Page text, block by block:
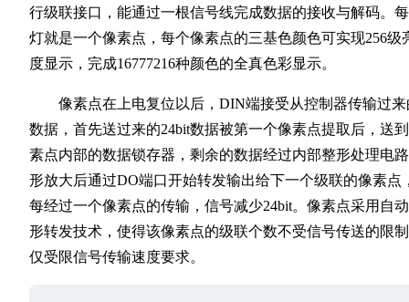
行级联接口，能通过一根信号线完成数据的接收与解码。
灯就是一个像素点，每个像素点的三基色颜色可实现256级
度显示，完成16777216种颜色的全真色彩显示。
像素点在上电复位以后，DIN端接受从控制器传输过来
数据，首先送过来的24bit数据被第一个像素点提取后，送
素点内部的数据锁存器，剩余的数据经过内部整形处理电
形放大后通过DO端口开始转发输出给下一个级联的像素点
每经过一个像素点的传输，信号减少24bit。像素点采用自
形转发技术，使得该像素点的级联个数不受信号传送的限
仅受限信号传输速度要求。